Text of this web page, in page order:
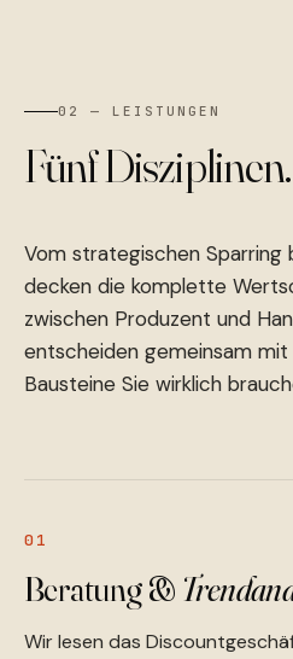
02 — LEISTUNGEN
Fünf Disziplinen.
Vom strategischen Sparring
decken die komplette
zwischen Produzent und
entscheiden gemeinsam mit
Bausteine Sie wirklich
01
Beratung &
Wir lesen das